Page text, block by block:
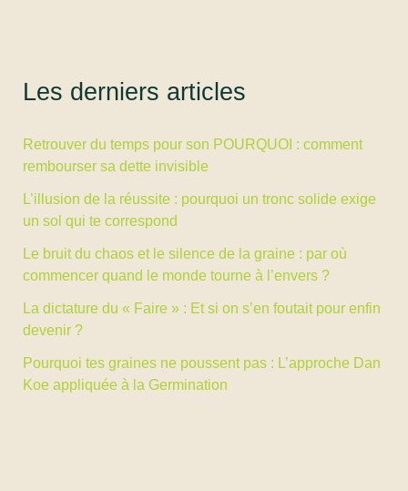
n’est
Les derniers articles
Retrouver du temps pour son POURQUOI : comment
rembourser sa dette invisible
L’illusion de la réussite : pourquoi un tronc solide exige
un sol qui te correspond
Le bruit du chaos et le silence de la graine : par où
commencer quand le monde tourne à l’envers ?
La dictature du « Faire » : Et si on s’en foutait pour enfin
devenir ?
Pourquoi tes graines ne poussent pas : L’approche Dan
Koe appliquée à la Germination